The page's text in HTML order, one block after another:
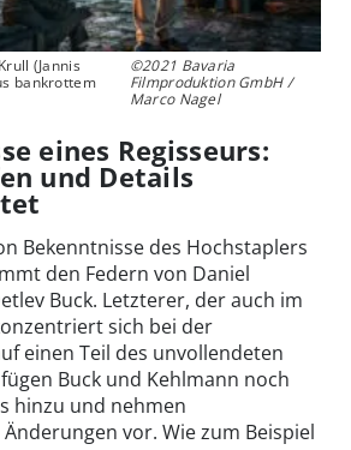
(Jannis
bankrottem
©2021 Bavaria
Filmproduktion GmbH /
Marco Nagel
eines Regisseurs:
und Details
Bekenntnisse des Hochstaplers
den Federn von Daniel
Buck. Letzterer, der auch im
sich bei der
einen Teil des unvollendeten
Buck und Kehlmann noch
hinzu und nehmen
vor. Wie zum Beispiel